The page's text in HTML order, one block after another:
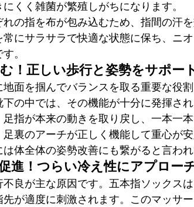
くく雑菌が繁殖しがちになります。
の指を布が包み込むため、指間の汗
にサラサラで快適な状態に保ち、ニ
。
！正しい歩行と姿勢をサポー
面を掴んでバランスを取る重要な役
の中では、その機能が十分に発揮され
指が本来の動きを取り戻し、一本一
裏のアーチが正しく機能して重心が
体全体の姿勢改善にも繋がると言われ
進！つらい冷え性にアプロー
良が主な原因です。五本指ソックス
が適度に刺激されます。このマッサ